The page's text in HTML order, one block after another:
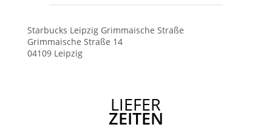
Starbucks Leipzig Grimmaische Straße
Grimmaische Straße 14
04109 Leipzig
LIEFER
ZEITEN